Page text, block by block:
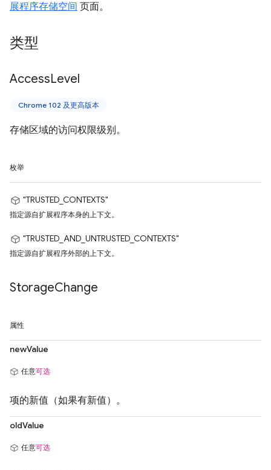
展程序存储空间 页面。
类型
AccessLevel
Chrome 102 及更高版本
存储区域的访问权限级别。
枚举
"TRUSTED_CONTEXTS"
指定源自扩展程序本身的上下文。
"TRUSTED_AND_UNTRUSTED_CONTEXTS"
指定源自扩展程序外部的上下文。
StorageChange
属性
newValue
任意可选
项的新值（如果有新值）。
oldValue
任意可选